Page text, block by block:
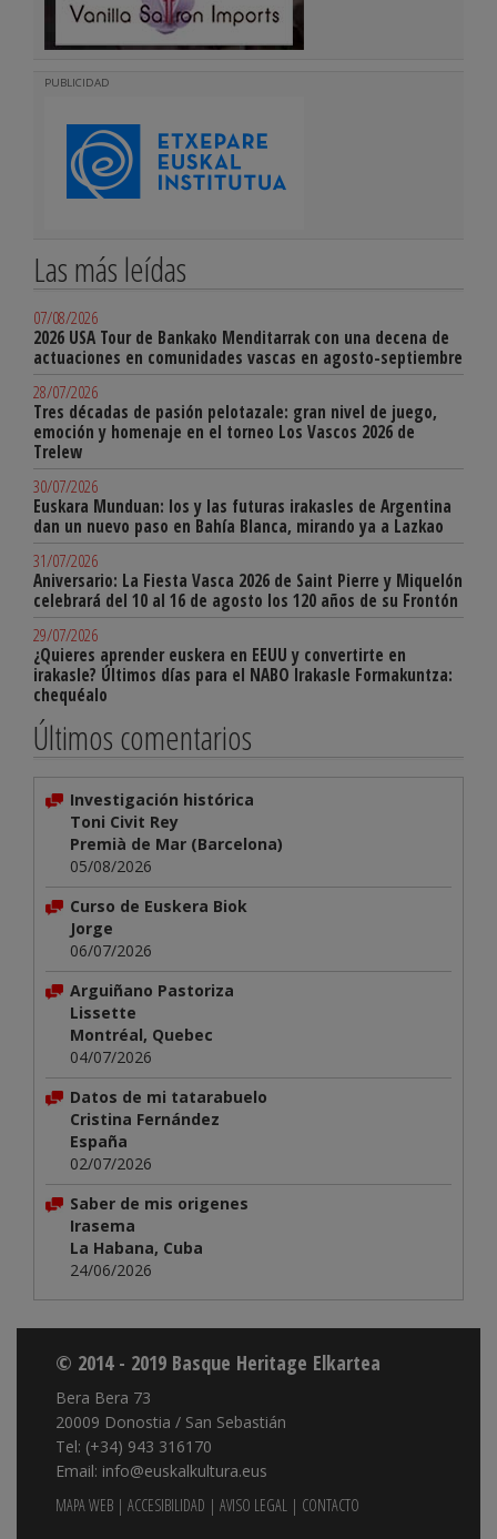
PUBLICIDAD
Las más leídas
07/08/2026
2026 USA Tour de Bankako Menditarrak con una decena de
actuaciones en comunidades vascas en agosto-septiembre
28/07/2026
Tres décadas de pasión pelotazale: gran nivel de juego,
emoción y homenaje en el torneo Los Vascos 2026 de
Trelew
30/07/2026
Euskara Munduan: los y las futuras irakasles de Argentina
dan un nuevo paso en Bahía Blanca, mirando ya a Lazkao
31/07/2026
Aniversario: La Fiesta Vasca 2026 de Saint Pierre y Miquelón
celebrará del 10 al 16 de agosto los 120 años de su Frontón
29/07/2026
¿Quieres aprender euskera en EEUU y convertirte en
irakasle? Últimos días para el NABO Irakasle Formakuntza:
chequéalo
Últimos comentarios
Investigación histórica
Toni Civit Rey
Premià de Mar (Barcelona)
05/08/2026
Curso de Euskera Biok
Jorge
06/07/2026
Arguiñano Pastoriza
Lissette
Montréal, Quebec
04/07/2026
Datos de mi tatarabuelo
Cristina Fernández
España
02/07/2026
Saber de mis origenes
Irasema
La Habana, Cuba
24/06/2026
© 2014 - 2019 Basque Heritage Elkartea
Bera Bera 73
20009 Donostia / San Sebastián
Tel: (+34) 943 316170
Email: info@euskalkultura.eus
MAPA WEB | ACCESIBILIDAD | AVISO LEGAL | CONTACTO